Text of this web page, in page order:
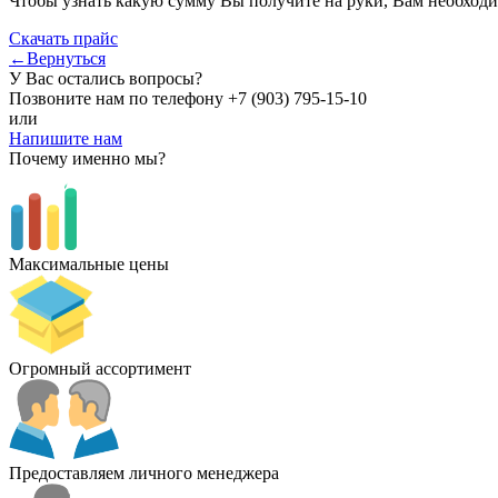
Скачать прайс
←Вернуться
У Вас остались вопросы?
Позвоните нам по телефону +7 (903) 795-15-10
или
Напишите нам
Почему именно мы?
Максимальные цены
Огромный ассортимент
Предоставляем личного менеджера